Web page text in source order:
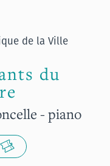
de la Ville
du
- piano